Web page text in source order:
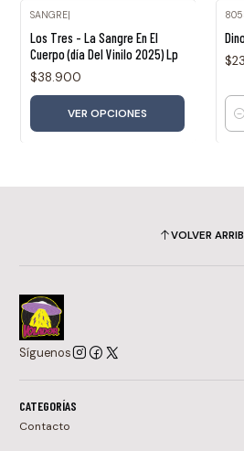
SANGRE|
Los Tres - La Sangre En El
Cuerpo (día Del Vinilo 2025) Lp
$38.900
VER OPCIONES
VOLVER
Síguenos
CATEGORÍAS
Contacto